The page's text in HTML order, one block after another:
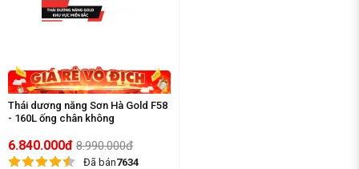
Thái dương năng Sơn Hà Gold F58
- 160L ống chân không
6.840.000đ 8.990.000đ
Đã bán7634